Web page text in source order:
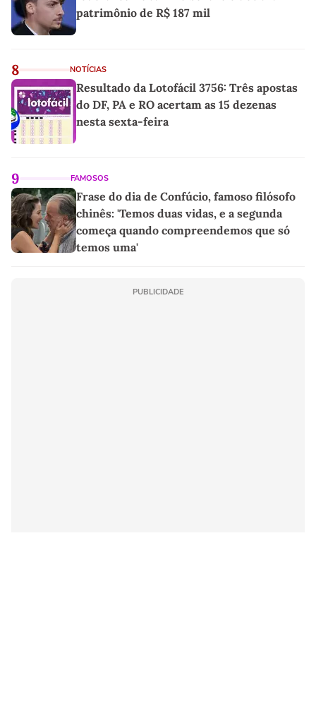
patrimônio de R$ 187 mil
8 NOTÍCIAS
Resultado da Lotofácil 3756: Três apostas
do DF, PA e RO acertam as 15 dezenas
nesta sexta-feira
9 FAMOSOS
Frase do dia de Confúcio, famoso filósofo
chinês: 'Temos duas vidas, e a segunda
começa quando compreendemos que só
temos uma'
PUBLICIDADE